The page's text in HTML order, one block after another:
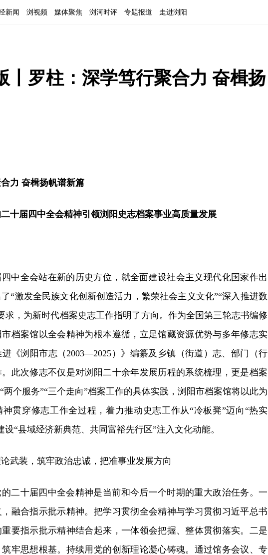
新闻 浏视频 媒体聚焦 浏河时评 专题报道 走进浏阳
丨罗柱：深学笃行聚合力 奋楫扬
力 奋楫扬帆谱新篇
十届四中全会精神引领浏阳史志档案事业高质量发展
中全会站在新的历史方位，就全面建设社会主义现代化国家作出
“激发全民族文化创新创造活力，繁荣社会主义文化”“深入推进数
求，为新时代档案史志工作指明了方向。作为全国第三轮志书编修
档案馆以全会精神为根本遵循，立足馆藏资源优势与多年修志实
《浏阳市志（2003—2025）》编纂及乡镇（街道）志、部门（行
此次修志不仅是对浏阳二十余年发展历程的系统梳理，更是档案
两个服务”“三个走向”档案工作的具体实践，浏阳市档案馆将以此为
贯穿修志工作全过程，着力推动史志工作从“冷板凳”迈向“热实
设“县域经济新典范、共同富裕先行区”注入文化动能。
武装，筑牢政治忠诚，把准事业发展方向
二十届四中全会精神是当前和今后一个时期的重大政治任务。一
融合指示批示精神。把学习贯彻全会精神与学习贯彻习近平总书
要指示批示精神结合起来，一体领会把握、整体贯彻落实。二是
牢思想根基。持续用党的创新理论凝心铸魂。通过馆务会议、专